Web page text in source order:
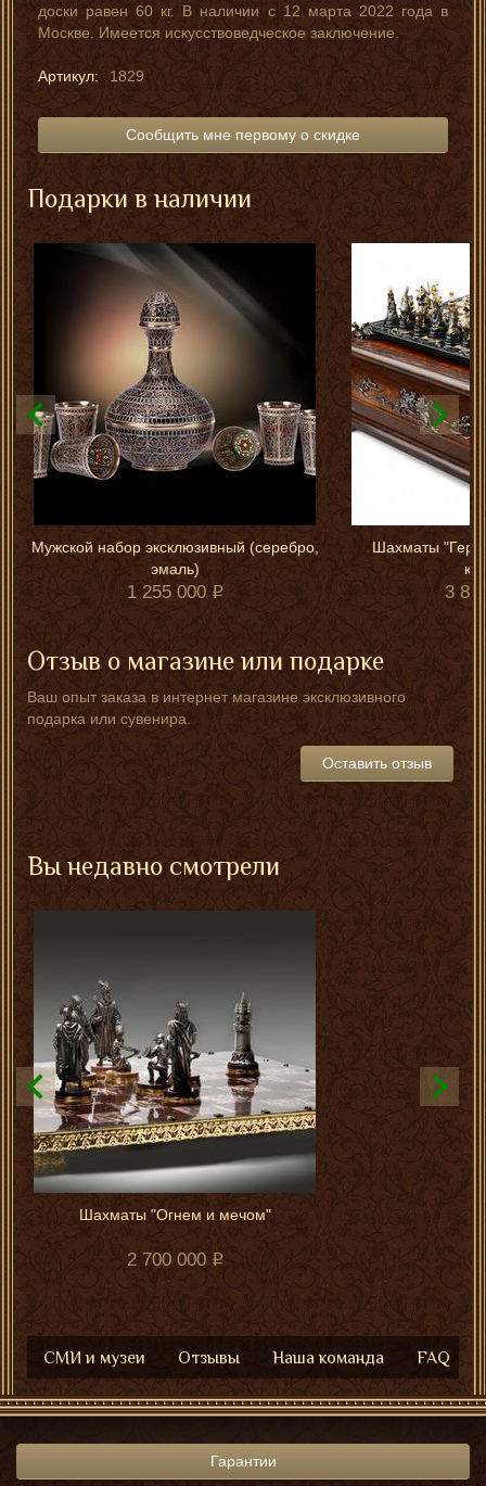
доски равен 60 кг. В наличии с 12 марта 2022 года в
Москве. Имеется искусствоведческое заключение.
Артикул: 1829
Сообщить мне первому о скидке
Подарки в наличии
Мужской набор эксклюзивный (серебро,
эмаль)
1 255 000
Шахматы
3
Отзыв о магазине или подарке
Ваш опыт заказа в интернет магазине эксклюзивного
подарка или сувенира.
Оставить отзыв
Вы недавно смотрели
Шахматы "Огнем и мечом"
2 700 000
СМИ и музеи Отзывы Наша команда FAQ
Гарантии